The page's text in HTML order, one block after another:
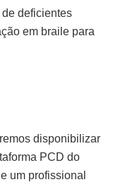
deficientes
em braile para
disponibilizar
PCD do
um profissional